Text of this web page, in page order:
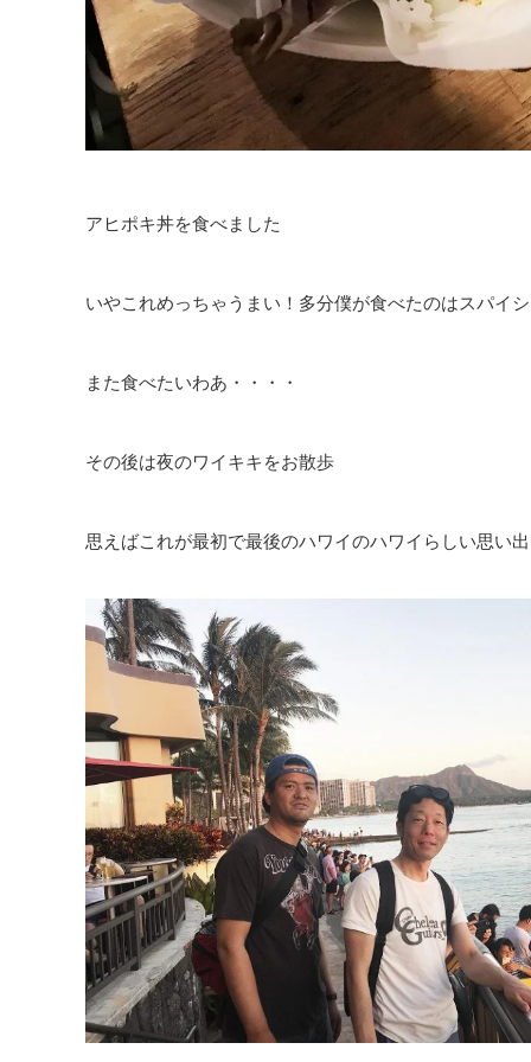
アヒポキ丼を食べました
いやこれめっちゃうまい！多分僕が食べたのはスパイ
また食べたいわあ・・・・
その後は夜のワイキキをお散歩
思えばこれが最初で最後のハワイのハワイらしい思い